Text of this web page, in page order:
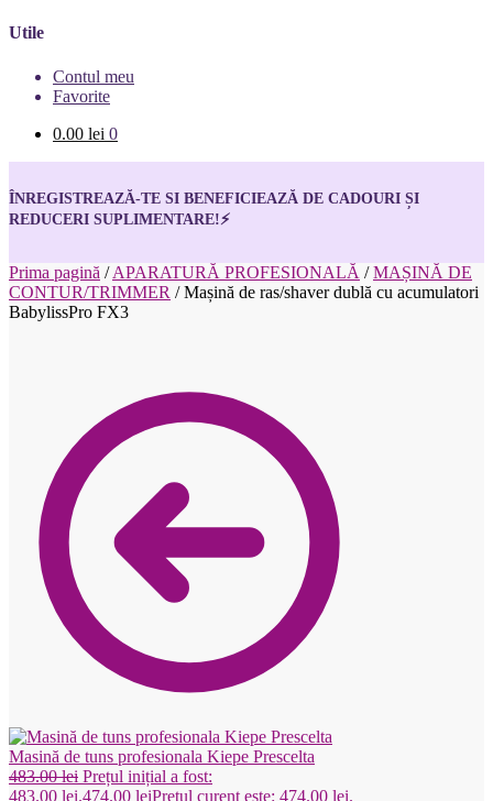
Utile
Contul meu
Favorite
0.00 lei 0
ÎNREGISTREAZĂ-TE SI BENEFICIEAZĂ DE CADOURI ȘI
REDUCERI SUPLIMENTARE!⚡
Prima pagină /APARATURĂ PROFESIONALĂ /MAȘINĂ DE
CONTUR/TRIMMER /Mașină de ras/shaver dublă cu acumulatori
BabylissPro FX3
Masină de tuns profesionala Kiepe Prescelta
483.00lei Prețul inițial a fost:
483.00 lei.474.00 leiPrețul curent este: 474.00 lei.